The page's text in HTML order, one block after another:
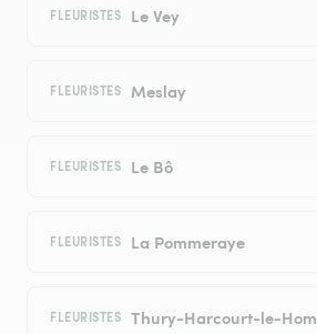
FLEURISTES Le Vey
FLEURISTES Meslay
FLEURISTES Le Bô
FLEURISTES La Pommeraye
FLEURISTES Thury-Harcourt-le-Hom